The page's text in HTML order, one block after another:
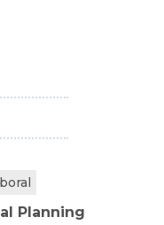
Planning